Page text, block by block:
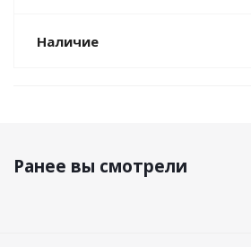
Наличие
Ранее вы смотрели